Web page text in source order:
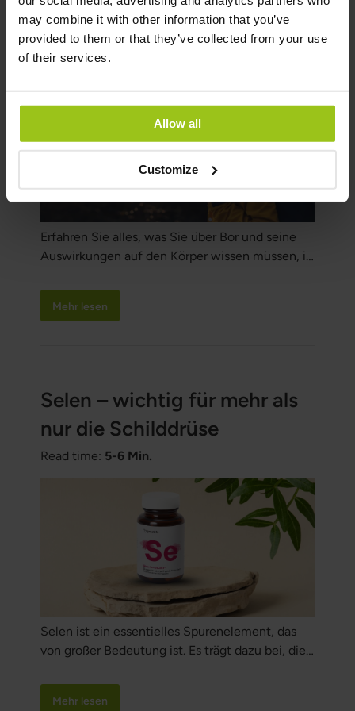
may combine it with other information that you’ve
provided to them or that they’ve collected from your use
of their services.
Allow all
Customize
Alles über Bor (Boron)
Erfahren Sie alles, was Sie über Bor und seine
Auswirkungen auf den Körper wissen müssen, in
Funktionen, gesundheitliche Vorteile, Dosierung
und Anwendungsbereiche.
Mehr lesen
Selen – wichtig für mehr als
nur die Schilddrüse
Read time: 5-6 Min.
Selen ist ein essentielles Spurenelement, das
von großer Bedeutung ist. Es trägt dazu bei, die
unterstützt die normale Funktion des
Immunsystems und der Schilddrüse und hilft,
Mehr lesen